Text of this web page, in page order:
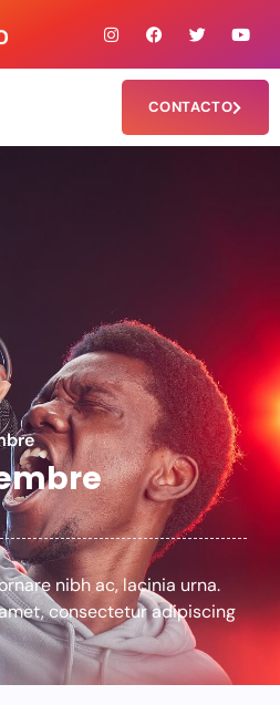
CONTACTO
nibh ac, lacinia urna.
consectetur adipiscing